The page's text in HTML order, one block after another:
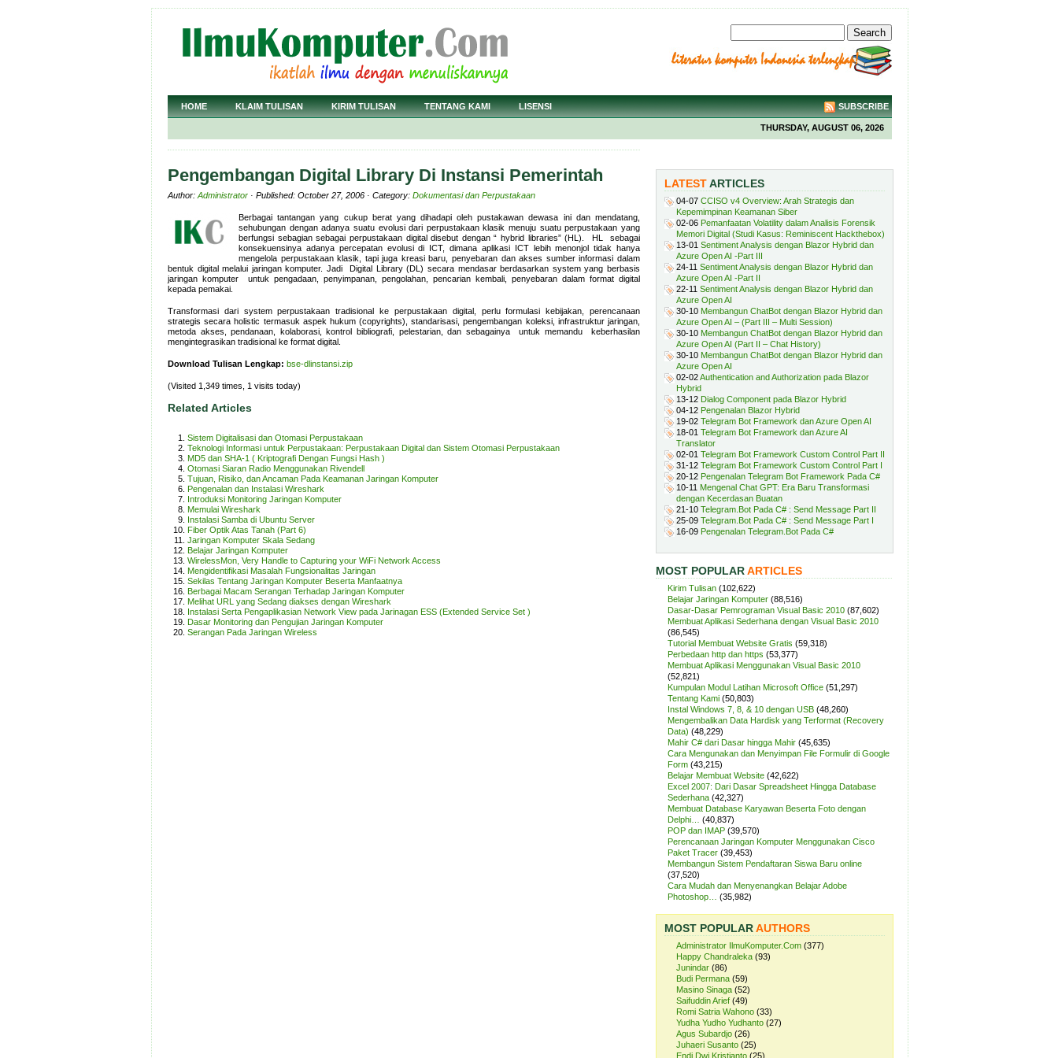
HOME KLAIM TULISAN KIRIM TULISAN TENTANG KAMI LISENSI SUBSCRIBE
THURSDAY, AUGUST 06, 2026
Pengembangan Digital Library Di Instansi Pemerintah
Author: Administrator · Published: October 27, 2006 · Category: Dokumentasi dan Perpustakaan
Berbagai tantangan yang cukup berat yang dihadapi oleh pustakawan dewasa ini dan mendatang,
sehubungan dengan adanya suatu evolusi dari perpustakaan klasik menuju suatu perpustakaan yang
berfungsi sebagian sebagai perpustakaan digital disebut dengan “ hybrid libraries” (HL). HL sebagai
konsekuensinya adanya percepatan evolusi di ICT, dimana aplikasi ICT lebih menonjol tidak hanya
mengelola perpustakaan klasik, tapi juga kreasi baru, penyebaran dan akses sumber informasi dalam
bentuk digital melalui jaringan komputer. Jadi Digital Library (DL) secara mendasar berdasarkan system yang berbasis
jaringan komputer untuk pengadaan, penyimpanan, pengolahan, pencarian kembali, penyebaran dalam format digital
kepada pemakai.
Transformasi dari system perpustakaan tradisional ke perpustakaan digital, perlu formulasi kebijakan, perencanaan
strategis secara holistic termasuk aspek hukum (copyrights), standarisasi, pengembangan koleksi, infrastruktur jaringan,
metoda akses, pendanaan, kolaborasi, kontrol bibliografi, pelestarian, dan sebagainya untuk memandu keberhasilan
mengintegrasikan tradisional ke format digital.
Download Tulisan Lengkap: bse-dlinstansi.zip
(Visited 1,349 times, 1 visits today)
Related Articles
Sistem Digitalisasi dan Otomasi Perpustakaan
Teknologi Informasi untuk Perpustakaan: Perpustakaan Digital dan Sistem Otomasi Perpustakaan
MD5 dan SHA-1 ( Kriptografi Dengan Fungsi Hash )
Otomasi Siaran Radio Menggunakan Rivendell
Tujuan, Risiko, dan Ancaman Pada Keamanan Jaringan Komputer
Pengenalan dan Instalasi Wireshark
Introduksi Monitoring Jaringan Komputer
Memulai Wireshark
Instalasi Samba di Ubuntu Server
Fiber Optik Atas Tanah (Part 6)
Jaringan Komputer Skala Sedang
Belajar Jaringan Komputer
WirelessMon, Very Handle to Capturing your WiFi Network Access
Mengidentifikasi Masalah Fungsionalitas Jaringan
Sekilas Tentang Jaringan Komputer Beserta Manfaatnya
Berbagai Macam Serangan Terhadap Jaringan Komputer
Melihat URL yang Sedang diakses dengan Wireshark
Instalasi Serta Pengaplikasian Network View pada Jarinagan ESS (Extended Service Set )
Dasar Monitoring dan Pengujian Jaringan Komputer
Serangan Pada Jaringan Wireless
LATESTARTICLES
04-07 CCISO v4 Overview: Arah Strategis dan
Kepemimpinan Keamanan Siber
02-06 Pemanfaatan Volatility dalam Analisis Forensik
Memori Digital (Studi Kasus: Reminiscent Hackthebox)
13-01 Sentiment Analysis dengan Blazor Hybrid dan
Azure Open AI -Part III
24-11 Sentiment Analysis dengan Blazor Hybrid dan
Azure Open AI -Part II
22-11 Sentiment Analysis dengan Blazor Hybrid dan
Azure Open AI
30-10 Membangun ChatBot dengan Blazor Hybrid dan
Azure Open AI – (Part III – Multi Session)
30-10 Membangun ChatBot dengan Blazor Hybrid dan
Azure Open AI (Part II – Chat History)
30-10 Membangun ChatBot dengan Blazor Hybrid dan
Azure Open AI
02-02Authentication and Authorization pada Blazor
Hybrid
13-12 Dialog Component pada Blazor Hybrid
04-12 Pengenalan Blazor Hybrid
19-02 Telegram Bot Framework dan Azure Open AI
18-01 Telegram Bot Framework dan Azure AI
Translator
02-01 Telegram Bot Framework Custom Control Part II
31-12 Telegram Bot Framework Custom Control Part I
20-12 Pengenalan Telegram Bot Framework Pada C#
10-11 Mengenal Chat GPT: Era Baru Transformasi
dengan Kecerdasan Buatan
21-10 Telegram.Bot Pada C# : Send Message Part II
25-09 Telegram.Bot Pada C# : Send Message Part I
16-09 Pengenalan Telegram.Bot Pada C#
MOST POPULARARTICLES
Kirim Tulisan (102,622)
Belajar Jaringan Komputer (88,516)
Dasar-Dasar Pemrograman Visual Basic 2010 (87,602)
Membuat Aplikasi Sederhana dengan Visual Basic 2010
(86,545)
Tutorial Membuat Website Gratis (59,318)
Perbedaan http dan https (53,377)
Membuat Aplikasi Menggunakan Visual Basic 2010
(52,821)
Kumpulan Modul Latihan Microsoft Office (51,297)
Tentang Kami (50,803)
Instal Windows 7, 8, & 10 dengan USB (48,260)
Mengembalikan Data Hardisk yang Terformat (Recovery
Data) (48,229)
Mahir C# dari Dasar hingga Mahir (45,635)
Cara Mengunakan dan Menyimpan File Formulir di Google
Form (43,215)
Belajar Membuat Website (42,622)
Excel 2007: Dari Dasar Spreadsheet Hingga Database
Sederhana (42,327)
Membuat Database Karyawan Beserta Foto dengan
Delphi…
(40,837)
POP dan IMAP (39,570)
Perencanaan Jaringan Komputer Menggunakan Cisco
Paket Tracer (39,453)
Membangun Sistem Pendaftaran Siswa Baru online
(37,520)
Cara Mudah dan Menyenangkan Belajar Adobe
Photoshop…
(35,982)
MOST POPULARAUTHORS
Administrator IlmuKomputer.Com (377)
Happy Chandraleka (93)
Junindar (86)
Budi Permana (59)
Masino Sinaga (52)
Saifuddin Arief (49)
Romi Satria Wahono (33)
Yudha Yudho Yudhanto (27)
Agus Subardjo (26)
Juhaeri Susanto (25)
Endi Dwi Kristianto (25)